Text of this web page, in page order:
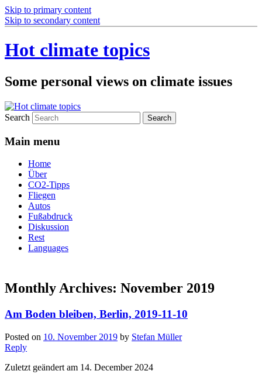
Skip to primary content
Skip to secondary content
Hot climate topics
Some personal views on climate issues
Search
Main menu
Home
Über
CO2-Tipps
Fliegen
Autos
Fußabdruck
Diskussion
Rest
Languages
Monthly Archives: November 2019
Am Boden bleiben, Berlin, 2019-11-10
Posted on 10. November 2019 by Stefan Müller
Reply
Zuletzt geändert am 14. December 2024